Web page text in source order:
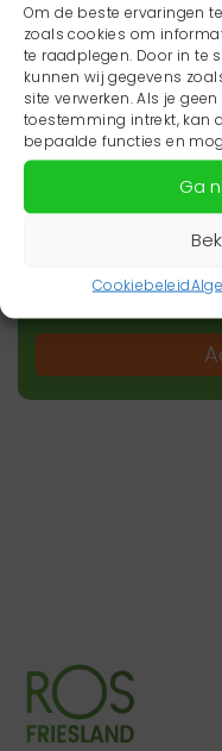
Om de beste ervaringen
zoals cookies om
te raadplegen. Door in te
kunnen wij gegevens
site verwerken. Als je
toestemming intrekt, kan
bepaalde functies en
Ga
Cookiebeleid
Wil je niets
Wil je op de
zorgnieuws in
onze nieuwsbrief.